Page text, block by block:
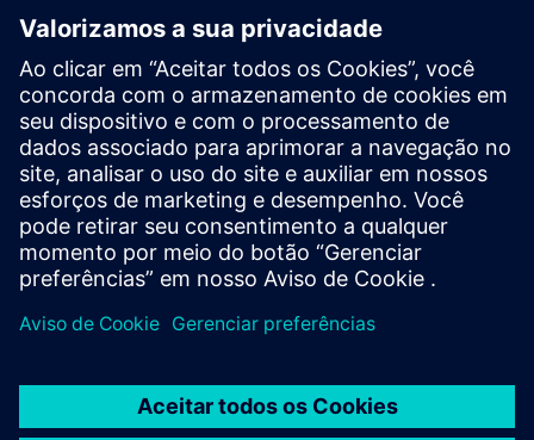
Leia o blog
Obtenha novas perspectivas sobre componentes de PLM e
o mercado de PLM em geral.
Visite o blog de componentes de PLM